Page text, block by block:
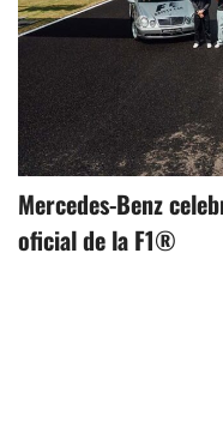
Mercedes-Benz
oficial de la F1®